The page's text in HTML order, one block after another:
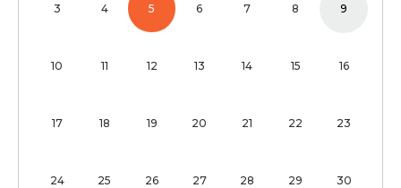
3 4 5 6 7 8 9
10 11 12 13 14 15 16
17 18 19 20 21 22 23
24 25 26 27 28 29 30